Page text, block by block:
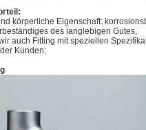
CEand ISO9001: 2008
1500 Tonne pro Jahr
körperliche Eigenschaft:
des langlebigen Gutes,
auch Fitting mit speziellen
Kunden;